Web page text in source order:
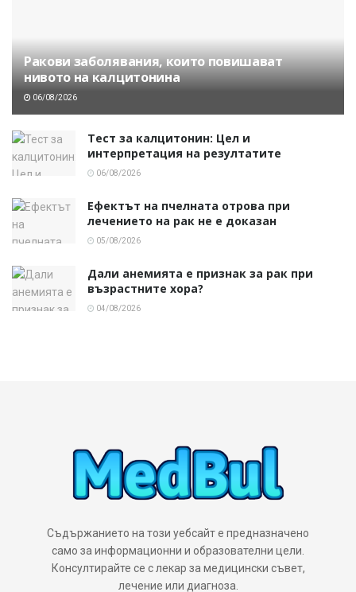
Ракови заболявания, които повишават
нивото на калцитонина
06/08/2026
Тест за калцитонин: Цел и
интерпретация на резултатите
06/08/2026
Ефектът на пчелната отрова при
лечението на рак не е доказан
05/08/2026
Дали анемията е признак за рак при
възрастните хора?
04/08/2026
Съдържанието на този уебсайт е предназначено
само за информационни и образователни цели.
Консултирайте се с лекар за медицински съвет,
лечение или диагноза.